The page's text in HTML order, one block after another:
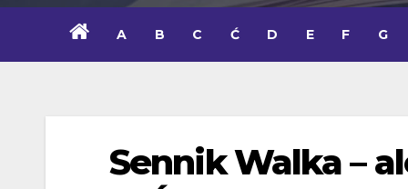
A B C Ć D E F G
Sennik Walka –